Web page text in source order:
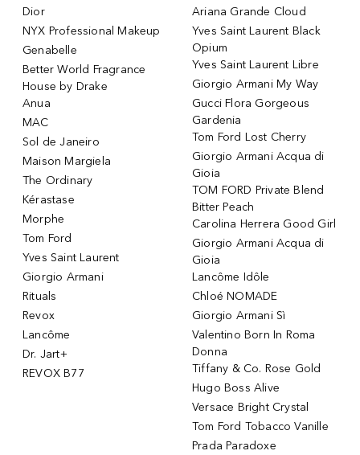
Dior
NYX Professional Makeup
Genabelle
Better World Fragrance
House by Drake
Anua
MAC
Sol de Janeiro
Maison Margiela
The Ordinary
Kérastase
Morphe
Tom Ford
Yves Saint Laurent
Giorgio Armani
Rituals
Revox
Lancôme
Dr. Jart+
REVOX B77
Ariana Grande Cloud
Yves Saint Laurent Black
Opium
Yves Saint Laurent Libre
Giorgio Armani My Way
Gucci Flora Gorgeous
Gardenia
Tom Ford Lost Cherry
Giorgio Armani Acqua di
Gioia
TOM FORD Private Blend
Bitter Peach
Carolina Herrera Good Girl
Giorgio Armani Acqua di
Gioia
Lancôme Idôle
Chloé NOMADE
Giorgio Armani Sì
Valentino Born In Roma
Donna
Tiffany & Co. Rose Gold
Hugo Boss Alive
Versace Bright Crystal
Tom Ford Tobacco Vanille
Prada Paradoxe